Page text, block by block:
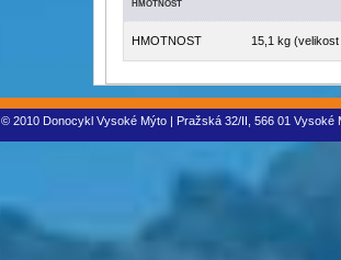
HMOTNOST
HMOTNOST 15,1 kg
© 2010 Donocykl Vysoké Mýto | Pražská 32/II, 566 01 Vysoké